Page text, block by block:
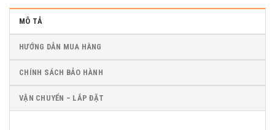
MÔ TẢ
HƯỚNG DẪN MUA HÀNG
CHÍNH SÁCH BẢO HÀNH
VẬN CHUYỂN – LẮP ĐẶT